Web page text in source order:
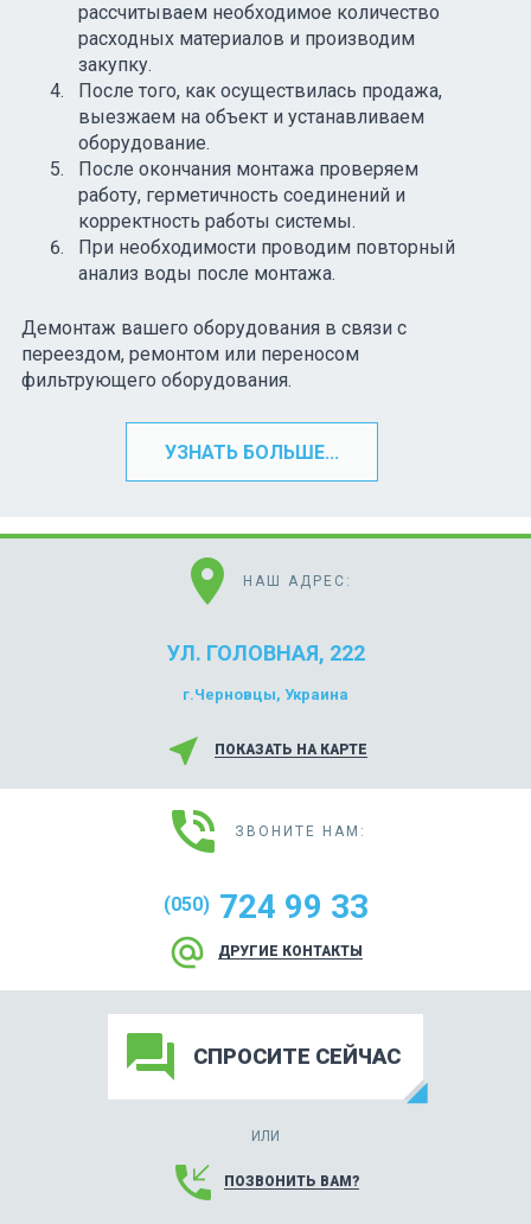
рассчитываем необходимое количество
расходных материалов и производим
закупку.
После того, как осуществилась продажа,
выезжаем на объект и устанавливаем
оборудование.
После окончания монтажа проверяем
работу, герметичность соединений и
корректность работы системы.
При необходимости проводим повторный
анализ воды после монтажа.
Демонтаж вашего оборудования в связи с
переездом, ремонтом или переносом
фильтрующего оборудования.
УЗНАТЬ БОЛЬШЕ...
location_on НАШ АДРЕС:
УЛ. ГОЛОВНАЯ, 222
г.Черновцы, Украина
near_me ПОКАЗАТЬ НА КАРТЕ
phone_in_talk ЗВОНИТЕ НАМ:
(050) 724 99 33
alternate_email ДРУГИЕ КОНТАКТЫ
forum СПРОСИТЕ СЕЙЧАС
ИЛИ
phone_callback ПОЗВОНИТЬ ВАМ?